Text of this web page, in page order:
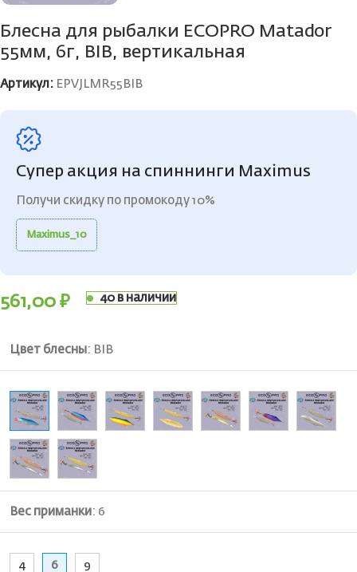
Блесна для рыбалки ECOPRO Matador
55мм, 6г, BIB, вертикальная
Артикул: EPVJLMR55BIB
Супер акция на спиннинги Maximus
Получи скидку по промокоду 10%
Maximus_10
561,00 ₽ 40 в наличии
Цвет блесны: BIB
Вес приманки: 6
4 6 9